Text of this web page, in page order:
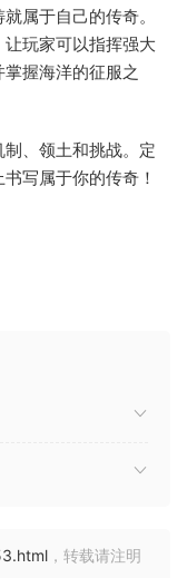
属于自己的传奇。
让玩家可以指挥强大
握海洋的征服之
、领土和挑战。定
写属于你的传奇！
，转载请注明